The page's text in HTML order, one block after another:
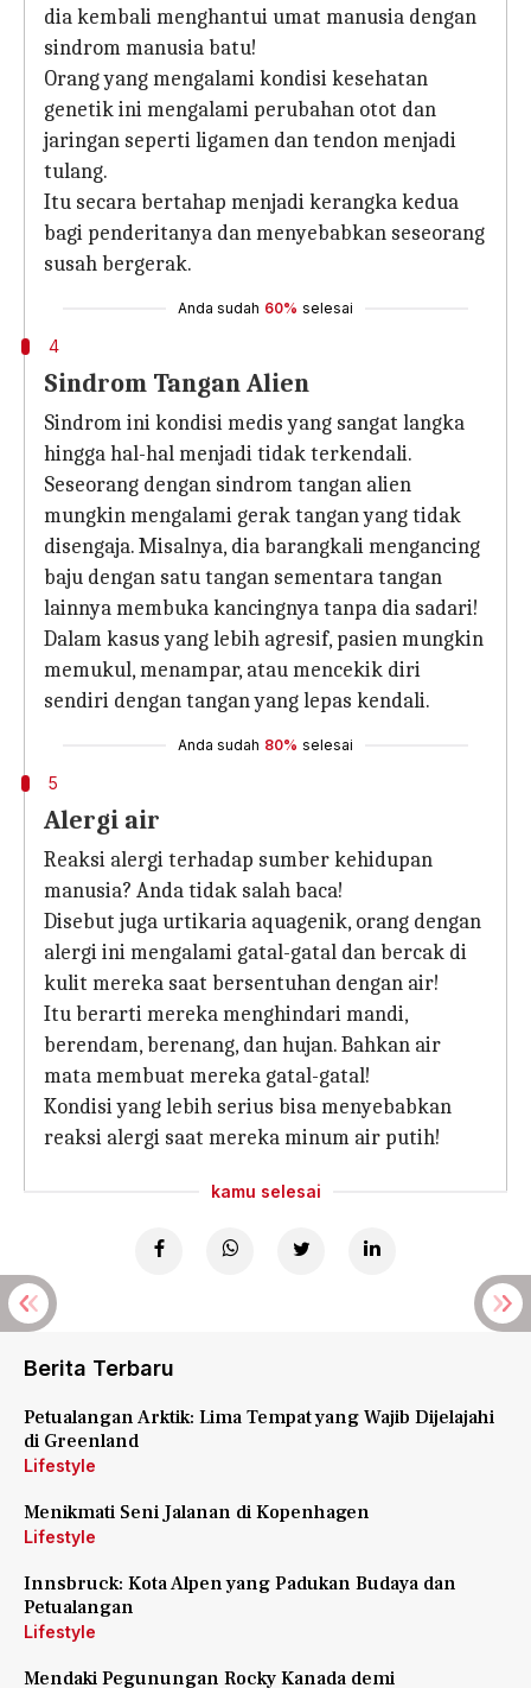
dia kembali menghantui umat manusia dengan
sindrom manusia batu!
Orang yang mengalami kondisi kesehatan
genetik ini mengalami perubahan otot dan
jaringan seperti ligamen dan tendon menjadi
tulang.
Itu secara bertahap menjadi kerangka kedua
bagi penderitanya dan menyebabkan seseorang
susah bergerak.
Anda sudah 60% selesai
4
Sindrom Tangan Alien
Sindrom ini kondisi medis yang sangat langka
hingga hal-hal menjadi tidak terkendali.
Seseorang dengan sindrom tangan alien
mungkin mengalami gerak tangan yang tidak
disengaja. Misalnya, dia barangkali mengancing
baju dengan satu tangan sementara tangan
lainnya membuka kancingnya tanpa dia sadari!
Dalam kasus yang lebih agresif, pasien mungkin
memukul, menampar, atau mencekik diri
sendiri dengan tangan yang lepas kendali.
Anda sudah 80% selesai
5
Alergi air
Reaksi alergi terhadap sumber kehidupan
manusia? Anda tidak salah baca!
Disebut juga urtikaria aquagenik, orang dengan
alergi ini mengalami gatal-gatal dan bercak di
kulit mereka saat bersentuhan dengan air!
Itu berarti mereka menghindari mandi,
berendam, berenang, dan hujan. Bahkan air
mata membuat mereka gatal-gatal!
Kondisi yang lebih serius bisa menyebabkan
reaksi alergi saat mereka minum air putih!
kamu selesai
Berita Terbaru
Petualangan Arktik: Lima Tempat yang Wajib Dijelajahi
di Greenland
Lifestyle
Menikmati Seni Jalanan di Kopenhagen
Lifestyle
Innsbruck: Kota Alpen yang Padukan Budaya dan
Petualangan
Lifestyle
Mendaki Pegunungan Rocky Kanada demi